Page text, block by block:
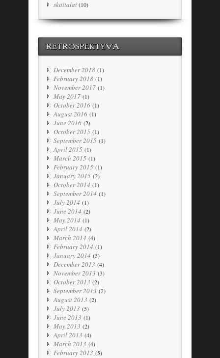
skaitalai(10)
RETROSPEKTYVA
December 2018 (1)
February 2018 (1)
November 2017 (1)
May 2017 (1)
October 2016 (1)
August 2016 (1)
June 2016 (2)
October 2015 (1)
September 2015 (1)
April 2015 (1)
March 2015 (1)
February 2015 (1)
January 2015 (2)
October 2014 (1)
September 2014 (1)
July 2014 (1)
June 2014 (2)
May 2014 (1)
April 2014 (2)
March 2014 (4)
February 2014 (1)
January 2014 (3)
December 2013 (4)
November 2013 (3)
October 2013 (2)
September 2013 (2)
August 2013 (2)
July 2013 (5)
June 2013 (1)
May 2013 (2)
April 2013 (4)
March 2013 (4)
February 2013 (5)